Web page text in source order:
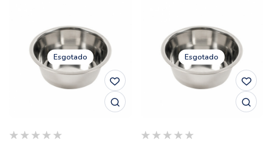
Esgotado Esgotado